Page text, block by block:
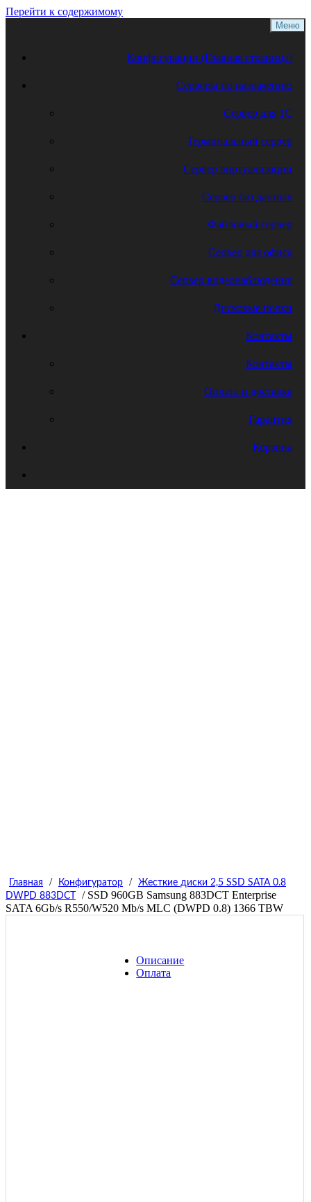
Перейти к содержимому
Меню
Конфигурации (Главная страница)
Серверы по назначению
Сервер для 1С
Терминальный сервер
Сервер виртуализации
Сервер баз данных
Файловый сервер
Сервер для офиса
Сервер видеонаблюдения
Дисковые полки
Контакты
Контакты
Оплата и доставка
Гарантия
Корзина
Главная / Конфигуратор /
Жесткие диски 2,5 SSD SATA 0.8
DWPD 883DCT
/ SSD 960GB Samsung 883DCT Enterprise
SATA 6Gb/s R550/W520 Mb/s MLC (DWPD 0.8) 1366 TBW
Описание
Оплата